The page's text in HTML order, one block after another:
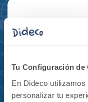
Tu Configuración de
En Dideco
personalizar tu